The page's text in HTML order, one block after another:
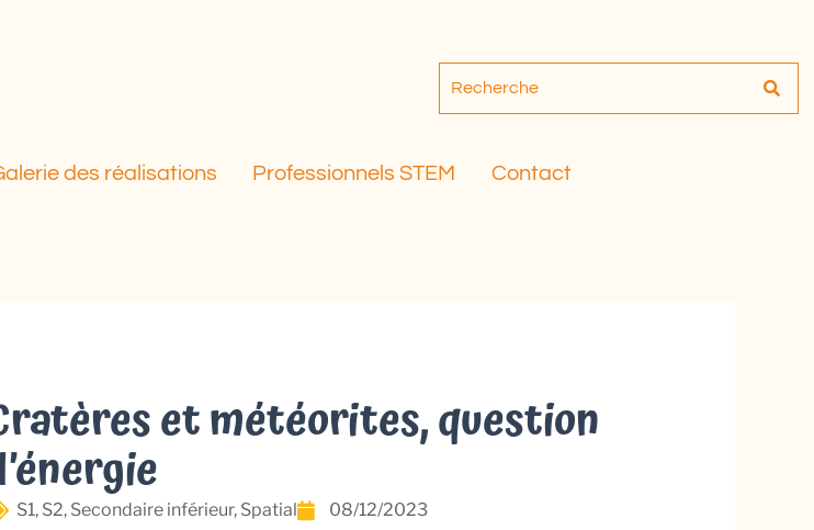
des réalisations Professionnels STEM Contact
et météorites, question
S1, S2, Secondaire inférieur, Spatial 08/12/2023